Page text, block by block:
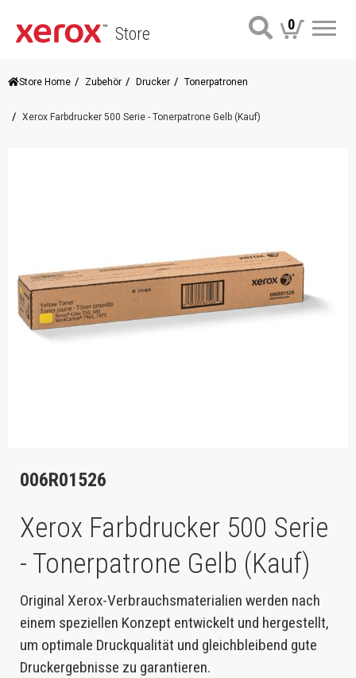
Store 0
Store Home Zubehör Drucker Tonerpatronen
Xerox Farbdrucker 500 Serie - Tonerpatrone Gelb (Kauf)
006R01526
Xerox Farbdrucker 500 Serie
- Tonerpatrone Gelb (Kauf)
Original Xerox-Verbrauchsmaterialien werden nach
einem speziellen Konzept entwickelt und hergestellt,
um optimale Druckqualität und gleichbleibend gute
Druckergebnisse zu garantieren.